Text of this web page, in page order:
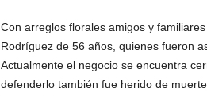
Con arreglos florales amigos y
Rodríguez de 56 años, quienes fueron
Actualmente el negocio se encuentra
defenderlo también fue herido de